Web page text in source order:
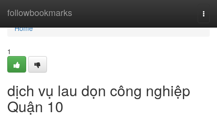
followbookmarks
Home
Home
1
dịch vụ lau dọn công nghiệp
Quận 10